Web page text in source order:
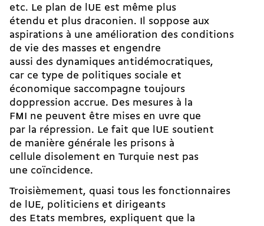
etc. Le plan de lUE est même plus
étendu et plus draconien. Il soppose aux
aspirations à une amélioration des conditions
de vie des masses et engendre
aussi des dynamiques antidémocratiques,
car ce type de politiques sociale et
économique saccompagne toujours
doppression accrue. Des mesures à la
FMI ne peuvent être mises en uvre que
par la répression. Le fait que lUE soutient
de manière générale les prisons à
cellule disolement en Turquie nest pas
une coïncidence.
Troisièmement, quasi tous les fonctionnaires
de lUE, politiciens et dirigeants
des Etats membres, expliquent que la